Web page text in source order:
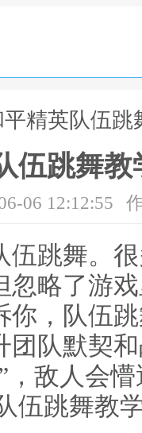
平精英队伍
伍跳舞
06 12:12:55
伍跳舞。
忽略了游
你，队伍
团队默契
，敌人会
伍跳舞教